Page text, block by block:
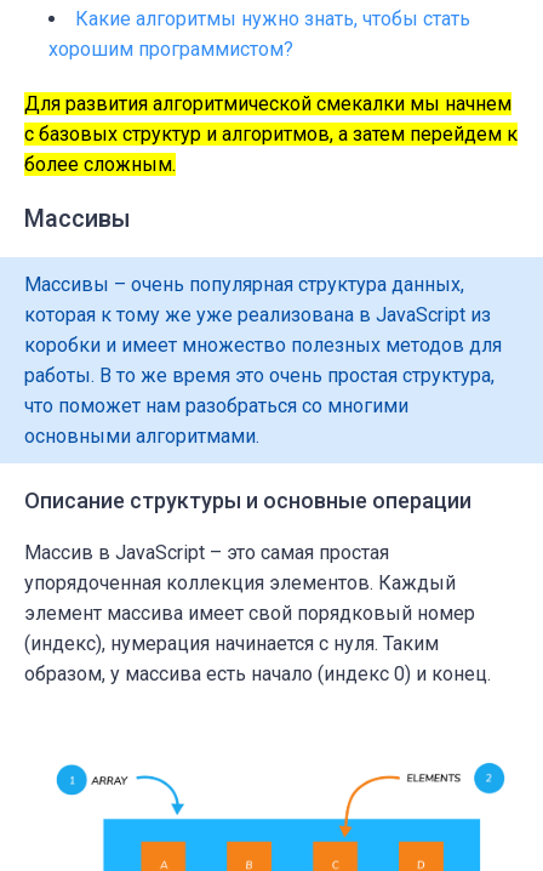
Какие алгоритмы нужно знать, чтобы стать
хорошим программистом?
Для развития алгоритмической смекалки мы начнем
с базовых структур и алгоритмов, а затем перейдем к
более сложным.
Массивы
Массивы – очень популярная структура данных,
которая к тому же уже реализована в JavaScript из
коробки и имеет множество полезных методов для
работы. В то же время это очень простая структура,
что поможет нам разобраться со многими
основными алгоритмами.
Описание структуры и основные операции
Массив в JavaScript – это самая простая
упорядоченная коллекция элементов. Каждый
элемент массива имеет свой порядковый номер
(индекс), нумерация начинается с нуля. Таким
образом, у массива есть начало (индекс 0) и конец.